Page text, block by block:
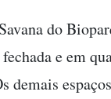
do
e em
demais